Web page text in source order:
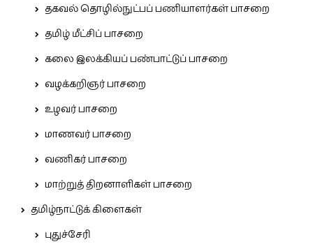
தகவல் தொழில்நுட்பப் பணியாளர்கள் பாசறை
தமிழ் மீட்சிப் பாசறை
கலை இலக்கியப் பண்பாட்டுப் பாசறை
வழக்கறிஞர் பாசறை
உழவர் பாசறை
மாணவர் பாசறை
வணிகர் பாசறை
மாற்றுத் திறனாளிகள் பாசறை
தமிழ்நாட்டுக் கிளைகள்
புதுச்சேரி